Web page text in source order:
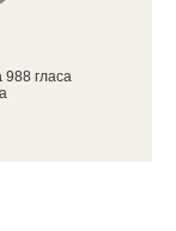
988 гласа